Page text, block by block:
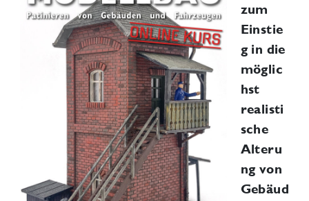
zum
Einstie
g in die
möglic
hst
realisti
sche
Alteru
ng von
Gebäud